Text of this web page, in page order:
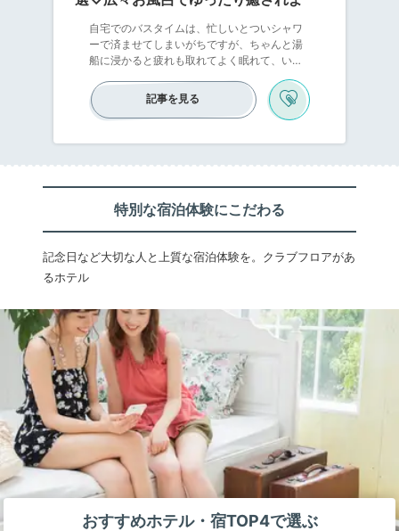
自宅でのバスタイムは、忙しいとついシャワ
ーで済ませてしまいがちですが、ちゃんと湯
船に浸かると疲れも取れてよく眠れて、いい
ら、広々としたお風呂にゆっくり浸かって癒
されませんか？「横浜赤レンガ倉庫」「横浜
中華街」など、観光スポットが目白押しの横
ながら熱海温泉や湯河原温泉の天然温泉に入
れるホテルなど。魅力的なホテルを集めまし
記事を見る
特別な宿泊体験にこだわる
記念日など大切な人と上質な宿泊体験を。クラブフロアがあ
るホテル
おすすめホテル・宿TOP4で選ぶ